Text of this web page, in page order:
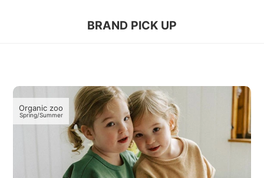
BRAND PICK UP
Organic zoo
Spring/Summer